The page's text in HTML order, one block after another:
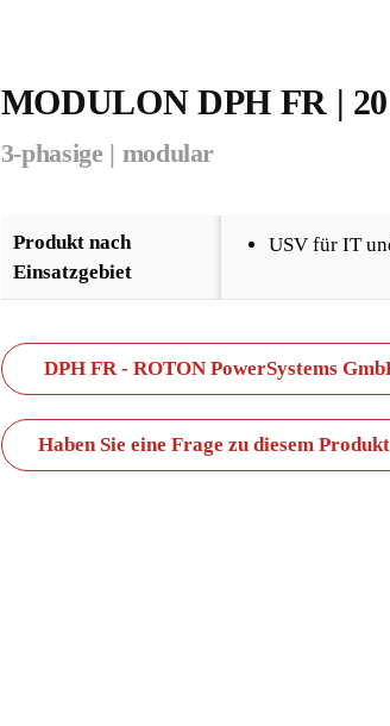
MODULON DPH FR |
3-phasige | modular
Produkt nach
Einsatzgebiet
USV für IT
DPH FR - ROTON PowerSystems
Haben Sie eine Frage zu diesem Produkt